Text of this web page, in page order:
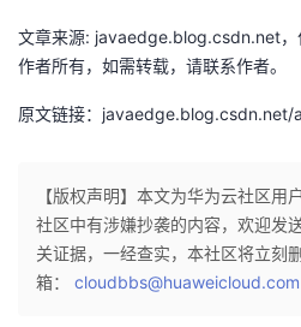
文章来源: javaedge.blog.csdn.net
作者所有，如需转载，请联系作者。
原文链接：
【版权声明】本文为华为云社区用
社区中有涉嫌抄袭的内容，欢迎发
关证据，一经查实，本社区将立刻
箱： cloudbbs@huaweicloud.com